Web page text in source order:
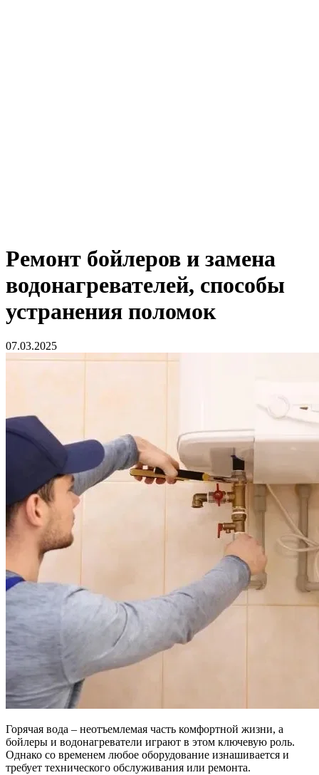
Ремонт бойлеров и замена
водонагревателей, способы
устранения поломок
07.03.2025
Горячая вода – неотъемлемая часть комфортной жизни, а
бойлеры и водонагреватели играют в этом ключевую роль.
Однако со временем любое оборудование изнашивается и
требует технического обслуживания или ремонта.